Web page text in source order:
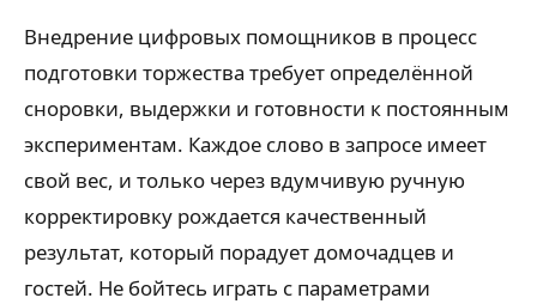
Внедрение цифровых помощников в процесс
подготовки торжества требует определённой
сноровки, выдержки и готовности к постоянным
экспериментам. Каждое слово в запросе имеет
свой вес, и только через вдумчивую ручную
корректировку рождается качественный
результат, который порадует домочадцев и
гостей. Не бойтесь играть с параметрами